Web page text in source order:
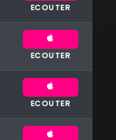
ECOUTER
ECOUTER
ECOUTER